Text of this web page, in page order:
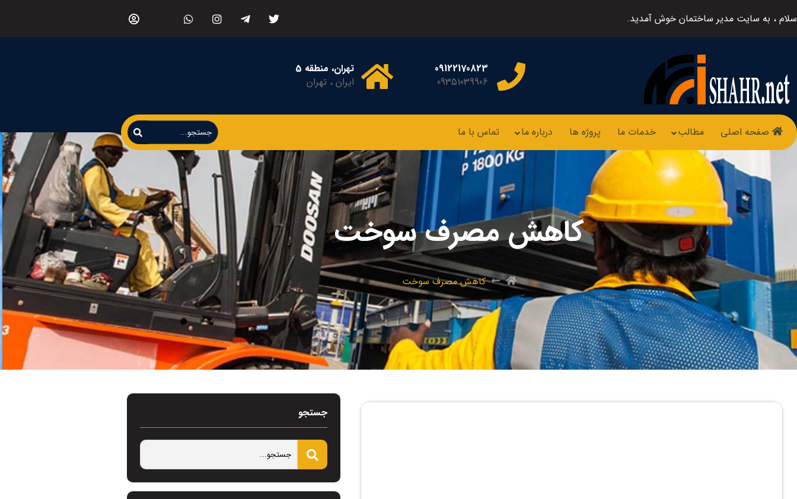
سلام ، به سایت مدیر ساختمان خوش آمدید.
09122170823
09351039906
تهران، منطقه 5
ایران ، تهران
صفحه اصلی مطالب خدمات ما پروژه ها درباره ما تماس با ما
کاهش مصرف سوخت
کاهش مصرف سوخت
جستجو